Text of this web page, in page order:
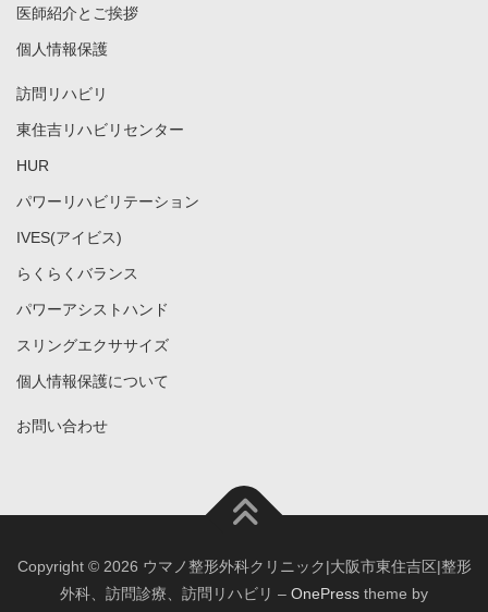
医師紹介とご挨拶
個人情報保護
訪問リハビリ
東住吉リハビリセンター
HUR
パワーリハビリテーション
IVES(アイビス)
らくらくバランス
パワーアシストハンド
スリングエクササイズ
個人情報保護について
お問い合わせ
Copyright © 2026 ウマノ整形外科クリニック|大阪市東住吉区|整形
外科、訪問診療、訪問リハビリ – OnePress theme by